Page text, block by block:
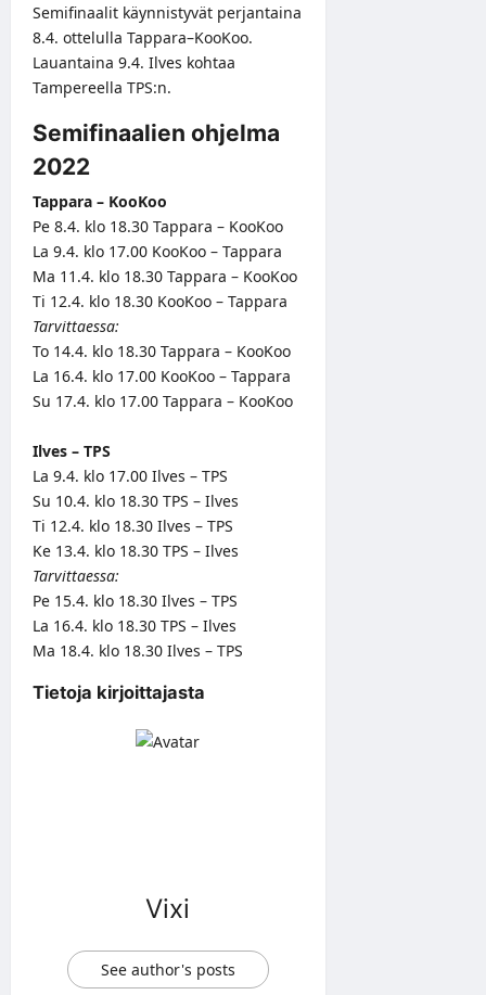
Semifinaalit käynnistyvät perjantaina
8.4. ottelulla Tappara–KooKoo.
Lauantaina 9.4. Ilves kohtaa
Tampereella TPS:n.
Semifinaalien ohjelma
2022
Tappara – KooKoo
Pe 8.4. klo 18.30 Tappara – KooKoo
La 9.4. klo 17.00 KooKoo – Tappara
Ma 11.4. klo 18.30 Tappara – KooKoo
Ti 12.4. klo 18.30 KooKoo – Tappara
Tarvittaessa:
To 14.4. klo 18.30 Tappara – KooKoo
La 16.4. klo 17.00 KooKoo – Tappara
Su 17.4. klo 17.00 Tappara – KooKoo
Ilves – TPS
La 9.4. klo 17.00 Ilves – TPS
Su 10.4. klo 18.30 TPS – Ilves
Ti 12.4. klo 18.30 Ilves – TPS
Ke 13.4. klo 18.30 TPS – Ilves
Tarvittaessa:
Pe 15.4. klo 18.30 Ilves – TPS
La 16.4. klo 18.30 TPS – Ilves
Ma 18.4. klo 18.30 Ilves – TPS
Tietoja kirjoittajasta
Vixi
See author's posts